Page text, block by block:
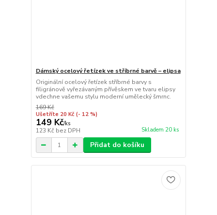
Dámský ocelový řetízek ve stříbrné barvě – elipsa
Originální ocelový řetízek stříbrné barvy s
filigránově vyřezávaným přívěskem ve tvaru elipsy
vdechne vašemu stylu moderní umělecký šmrnc.
169 Kč
Ušetříte 20 Kč (- 12 %)
149 Kč/ks
123 Kč bez DPH Skladem 20 ks
Přidat do košíku